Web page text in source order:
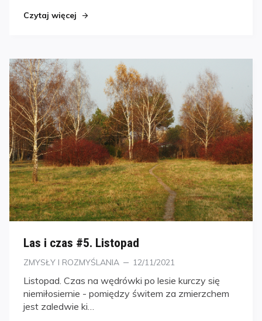
Czytaj więcej
Las i czas #5. Listopad
Kategorie
ZMYSŁY I ROZMYŚLANIA
Posted
12/11/2021
Listopad. Czas na wędrówki po lesie kurczy się
niemiłosiernie - pomiędzy świtem za zmierzchem
jest zaledwie ki…